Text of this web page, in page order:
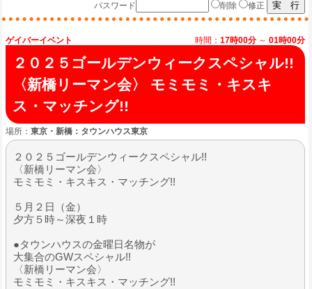
パスワード
削除 修正
ゲイバーイベント 時間： 17時00分 ～ 01時00分
２０２５ゴールデンウィークスペシャル!!
〈新橋リーマン会〉 モミモミ・キスキ
ス・マッチング!!
場所： 東京・新橋：タウンハウス東京
２０２５ゴールデンウィークスペシャル!!
〈新橋リーマン会〉
モミモミ・キスキス・マッチング!!
５月２日（金）
夕方５時～深夜１時
●タウンハウスの金曜日名物が
大集合のGWスペシャル!!
〈新橋リーマン会〉
モミモミ・キスキス・マッチング!!